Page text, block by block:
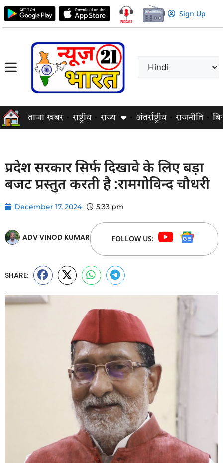
Sign Up
ताजा खबर राष्ट्रीय राज्य अंतर्राष्ट्रीय राजनीति
प्रदेश सरकार सिर्फ दिखावे के लिए बड़ा
बजट प्रस्तुत करती है :रामगोविन्द चौधरी
December 17, 2024 5:33 pm
ADV VINOD KUMAR FOLLOW US:
SHARE: